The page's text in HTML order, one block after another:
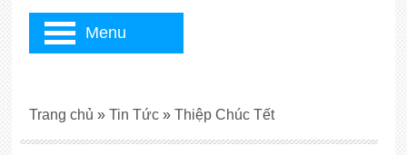
Trang chủ » Tin Tức » Thiệp Chúc Tết
Menu